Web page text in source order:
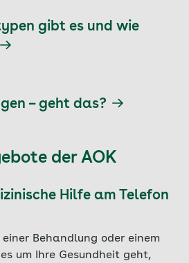
gibt es und wie
– geht das?
der AOK
Hilfe am Telefon
Behandlung oder einem
um Ihre Gesundheit geht,